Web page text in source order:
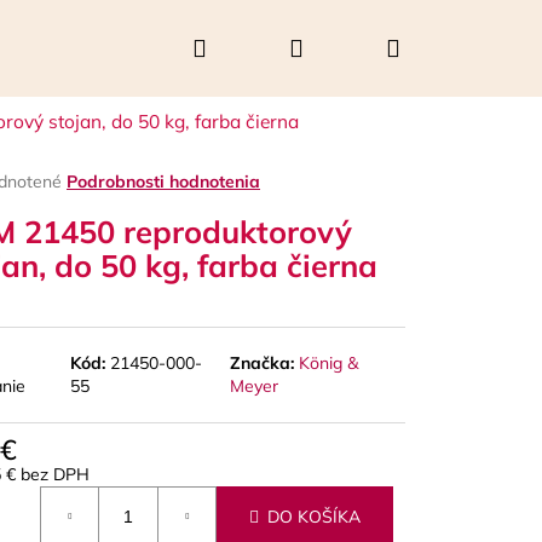
Hľadať PrihlásenieNákupný
stojan, do 50 kg, farba čierna
Podrobnosti hodnotenia
21450 reproduktorový
do 50 kg, farba čierna
Kód: 21450-000-
55
Značka: König &
Meyer
€ bez DPH
DO KOŠÍKA